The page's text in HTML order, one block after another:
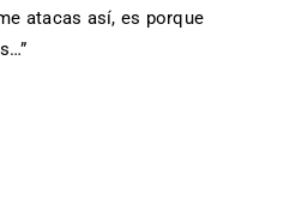
atacas así, es porque
”